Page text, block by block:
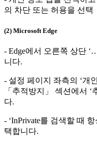
의 차단 또는 허용을 선택
(2) Microsoft Edge
- Edge에서 오른쪽 상단
니다.
- 설정 페이지 좌측의 ‘개
「추적방지」 섹션에서 ‘
다.
- ‘InPrivate를 검색할 때
택합니다.